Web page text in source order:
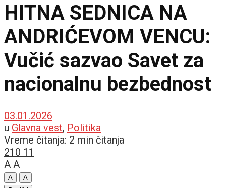
HITNA SEDNICA NA
ANDRIĆEVOM VENCU:
Vučić sazvao Savet za
nacionalnu bezbednost
03.01.2026
u Glavna vest, Politika
Vreme čitanja: 2 min čitanja
210 11
A A
A
A